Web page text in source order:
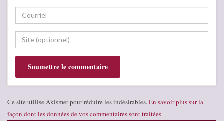
Ce site utilise Akismet pour réduire les indésirables. En savoir plus sur la
façon dont les données de vos commentaires sont traitées.